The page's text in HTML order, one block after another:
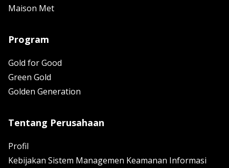
Maison Met
Program
Gold for Good
Green Gold
Golden Generation
Tentang Perusahaan
Profil
Kebijakan Sistem Managemen Keamanan Informasi